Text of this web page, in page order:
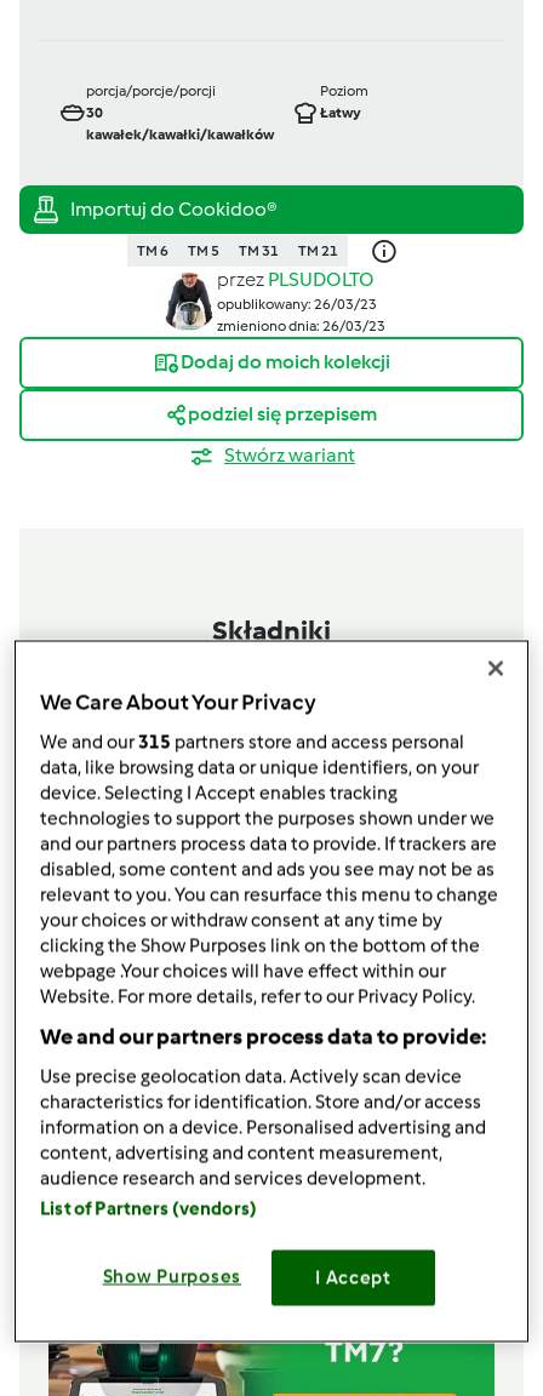
porcja/porcje/porcji
30
kawałek/kawałki/kawałków
Poziom
Łatwy
TM 6 TM 5 TM 31 TM 21
przez PLSUDOLTO
opublikowany: 26/03/23
zmieniono dnia: 26/03/23
Dodaj do moich kolekcji
podziel się przepisem
Stwórz wariant
Składniki
450gwody,Letniej
100gjogurt naturalny
30gdrożdże świeże,świeżych drożdży,
pokruszonych
600gmaki pszennej chlebowej,mąki pszennej
chlebowej (typ 750), plus dodatkowa ilość do
oprószenia chleba
150gmąki żytniej,mąki żytniej (typ 720)
50gżurawiny, żurawiny suszonej (opcjonalnie
rodzynki)
15gsoli
1łyżkicukru
łyżki ocet winny,
Jabłkowy
1łyżkioleju,do natłuszczenia miski
Lista zakupów
We Care About Your Privacy
We and our315 partners store and access personal
data, like browsing data or unique identifiers, on your
device. Selecting I Accept enables tracking
technologies to support the purposes shown under we
and our partners process data to provide. If trackers are
disabled, some content and ads you see may not be as
relevant to you. You can resurface this menu to change
your choices or withdraw consent at any time by
clicking the Show Purposes link on the bottom of the
webpage .Your choices will have effect within our
Website. For more details, refer to our Privacy Policy.
We and our partners process data to provide:
Use precise geolocation data. Actively scan device
characteristics for identification. Store and/or access
information on a device. Personalised advertising and
content, advertising and content measurement,
audience research and services development.
List of Partners (vendors)
Show Purposes I Accept